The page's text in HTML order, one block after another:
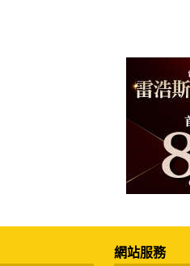
網站服務